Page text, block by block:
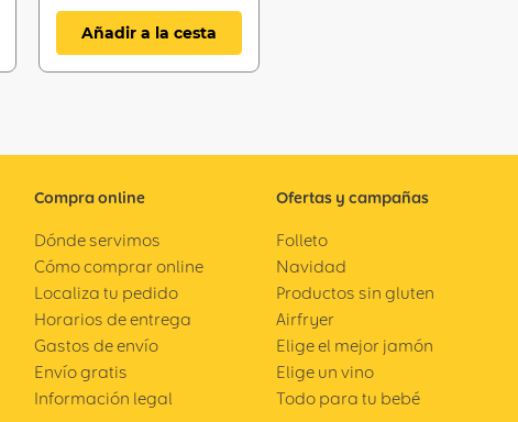
Añadir a la cesta
Compra online
Dónde servimos
Cómo comprar online
Localiza tu pedido
Horarios de entrega
Gastos de envío
Envío gratis
Información legal
Ofertas y campañas
Folleto
Navidad
Productos sin gluten
Airfryer
Elige el mejor jamón
Elige un vino
Todo para tu bebé